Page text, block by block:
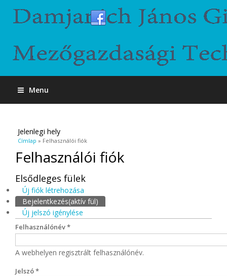
Menu
Jelenlegi hely
Címlap » Felhasználói fiók
Felhasználói fiók
Elsődleges fülek
Új fiók létrehozása
Bejelentkezés(aktív fül)
Új jelszó igénylése
Felhasználónév*
A webhelyen regisztrált felhasználónév.
Jelszó*